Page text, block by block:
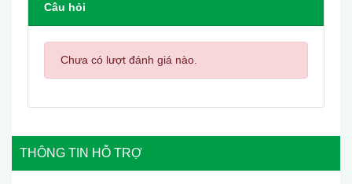
Câu hỏi
Chưa có lượt đánh giá nào.
THÔNG TIN HỖ TRỢ